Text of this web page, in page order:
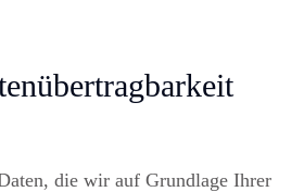
die wir auf Grundlage Ihrer